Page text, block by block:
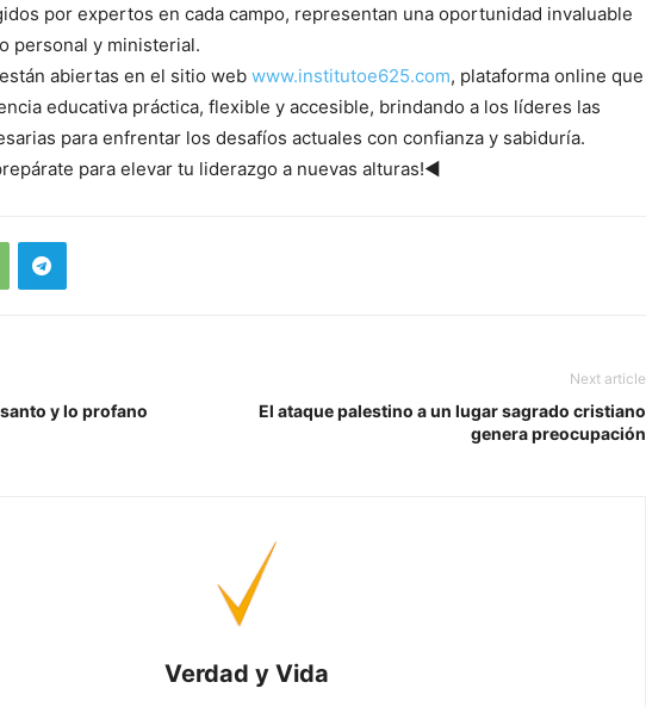
por expertos en cada campo, representan una oportunidad invaluable
personal y ministerial.
abiertas en el sitio web www.institutoe625.com, plataforma online que
educativa práctica, flexible y accesible, brindando a los líderes las
para enfrentar los desafíos actuales con confianza y sabiduría.
para elevar tu liderazgo a nuevas alturas!◄
y lo profano
Next article
El ataque palestino a un lugar sagrado cristiano
genera preocupación
Verdad y Vida